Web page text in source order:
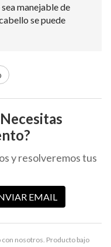
nosotros. Producto bajo
manejable de
se puede
y resolveremos tus
EMAIL